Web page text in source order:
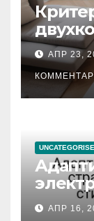
АПР 23,
АПР 16,